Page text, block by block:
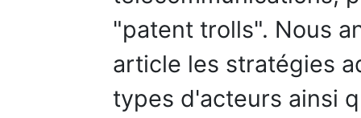
"patent trolls". Nous
article les stratégies
types d'acteurs ainsi